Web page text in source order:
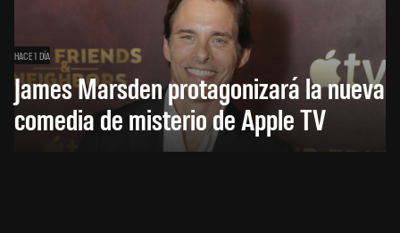
HACE 1 DÍA
James Marsden protagonizará la nueva
comedia de misterio de Apple TV